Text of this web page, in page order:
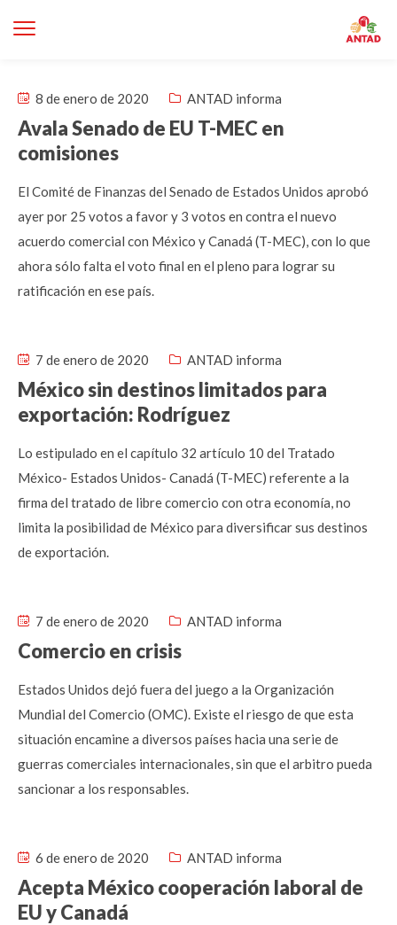
8 de enero de 2020 ANTAD informa
Avala Senado de EU T-MEC en
comisiones
El Comité de Finanzas del Senado de Estados Unidos aprobó
ayer por 25 votos a favor y 3 votos en contra el nuevo
acuerdo comercial con México y Canadá (T-MEC), con lo que
ahora sólo falta el voto final en el pleno para lograr su
ratificación en ese país.
7 de enero de 2020 ANTAD informa
México sin destinos limitados para
exportación: Rodríguez
Lo estipulado en el capítulo 32 artículo 10 del Tratado
México- Estados Unidos- Canadá (T-MEC) referente a la
firma del tratado de libre comercio con otra economía, no
limita la posibilidad de México para diversificar sus destinos
de exportación.
7 de enero de 2020 ANTAD informa
Comercio en crisis
Estados Unidos dejó fuera del juego a la Organización
Mundial del Comercio (OMC). Existe el riesgo de que esta
situación encamine a diversos países hacia una serie de
guerras comerciales internacionales, sin que el arbitro pueda
sancionar a los responsables.
6 de enero de 2020 ANTAD informa
Acepta México cooperación laboral de
EU y Canadá